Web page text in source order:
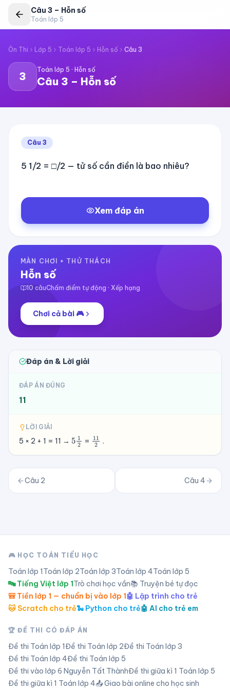
Câu 3 – Hỗn số
Toán lớp 5
Ôn Thi Lớp 5 Toán lớp 5 Hỗn số Câu 3
3
Toán lớp 5 · Hỗn số
Câu 3 – Hỗn số
Câu 3
5 1/2 = □/2 — tử số cần điền là bao nhiêu?
Xem đáp án
MÀN CHƠI + THỬ THÁCH
Hỗn số
10 câuChấm điểm tự động · Xếp hạng
Chơi cả bài 🎮
Đáp án & Lời giải
ĐÁP ÁN ĐÚNG
11
LỜI GIẢI
5 × 2 + 1 = 11 → 5 1 = 11 .
Câu 2 Câu 4
🎮 HỌC TOÁN TIỂU HỌC
Toán lớp 1Toán lớp 2Toán lớp 3Toán lớp 4Toán lớp 5
🔤 Tiếng Việt lớp 1Trò chơi học vần📚 Truyện bé tự đọc
🎒 Tiền lớp 1 — chuẩn bị vào lớp 1🤖 Lập trình cho trẻ
🐱 Scratch cho trẻ🐍 Python cho trẻ🤖 AI cho trẻ em
🏆 ĐỀ THI CÓ ĐÁP ÁN
Đề thi Toán lớp 1Đề thi Toán lớp 2Đề thi Toán lớp 3
Đề thi Toán lớp 4Đề thi Toán lớp 5
Đề thi vào lớp 6 Nguyễn Tất ThànhĐề thi giữa kì 1 Toán lớp 5
Đề thi giữa kì 1 Toán lớp 4📤 Giao bài online cho học sinh